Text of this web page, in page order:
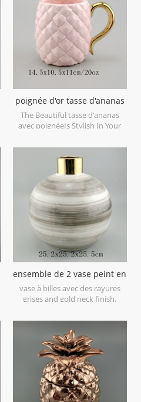
décoratif dans votre table.
poignée d'or tasse d'ananas
en céramique
The Beautiful tasse d'ananas
avec poignéeIs Stylish In Your
ensemble de 2 vase peint en
forme de boule
vase à billes avec des rayures
grises and gold neck finish,